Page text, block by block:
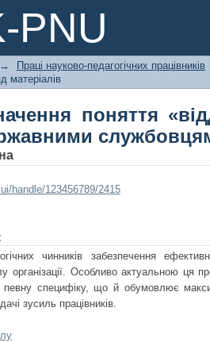
PNUпоняття
→
Праці науково-педагогічних працівників
матеріалів
поняття
handle/123456789/2415
чинників забезпечення
організації. Особливо актуальною ця
певну специфіку, що й обумовлює
зусиль працівників.